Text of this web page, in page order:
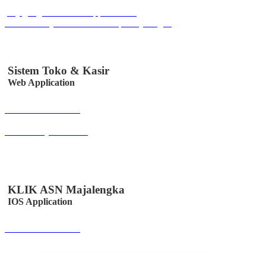
Sistem Toko & Kasir
Web Application
KLIK ASN Majalengka
IOS Application